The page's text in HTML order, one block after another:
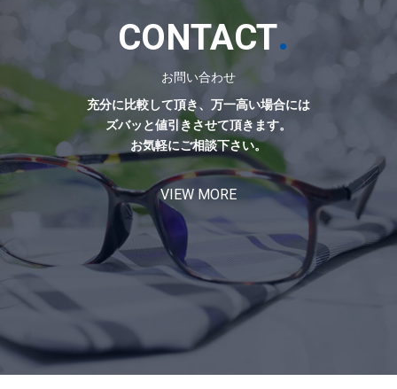
CONTACT.
お問い合わせ
充分に比較して頂き、万一高い場合には
ズバッと値引きさせて頂きます。
お気軽にご相談下さい。
VIEW MORE